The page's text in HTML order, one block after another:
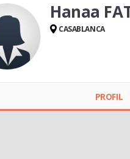
Hanaa
CASABLANCA
PROFIL